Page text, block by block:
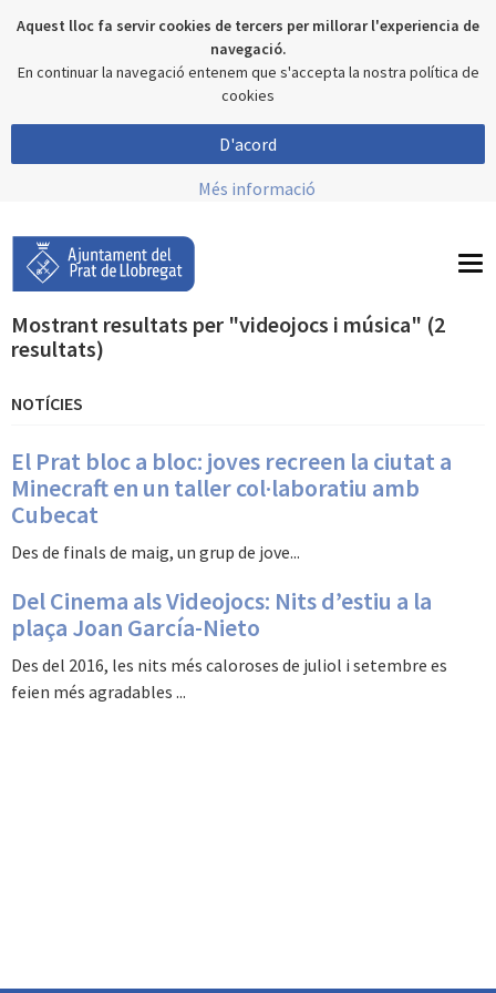
Aquest lloc fa servir cookies de tercers per millorar l'experiencia de
navegació.
En continuar la navegació entenem que s'accepta la nostra política de
cookies
D'acord
Més informació
Mostrant resultats per "videojocs i música" (2
resultats)
NOTÍCIES
El Prat bloc a bloc: joves recreen la ciutat a
Minecraft en un taller col·laboratiu amb
Cubecat
Des de finals de maig, un grup de jove...
Del Cinema als Videojocs: Nits d’estiu a la
plaça Joan García-Nieto
Des del 2016, les nits més caloroses de juliol i setembre es
feien més agradables ...